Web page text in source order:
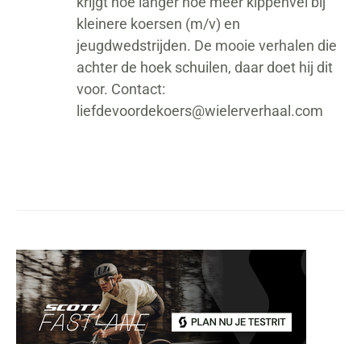
kleinere koersen (m/v) en
jeugdwedstrijden. De mooie verhalen die
achter de hoek schuilen, daar doet hij dit
voor. Contact:
liefdevoordekoers@wielerverhaal.com